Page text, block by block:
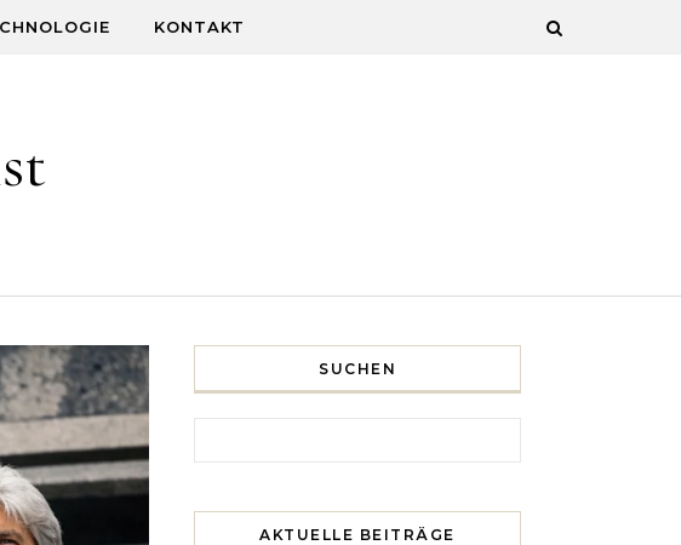
KONTAKT
SUCHEN
AKTUELLE BEITRÄGE